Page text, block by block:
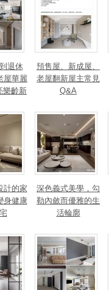
退休
屋華麗
樂齡新
計大
預售屋、新成屋、
老屋翻新屋主常見
Q&A
計的家
身健康
深色義式美學，勾
勒內斂而優雅的生
活輪廓